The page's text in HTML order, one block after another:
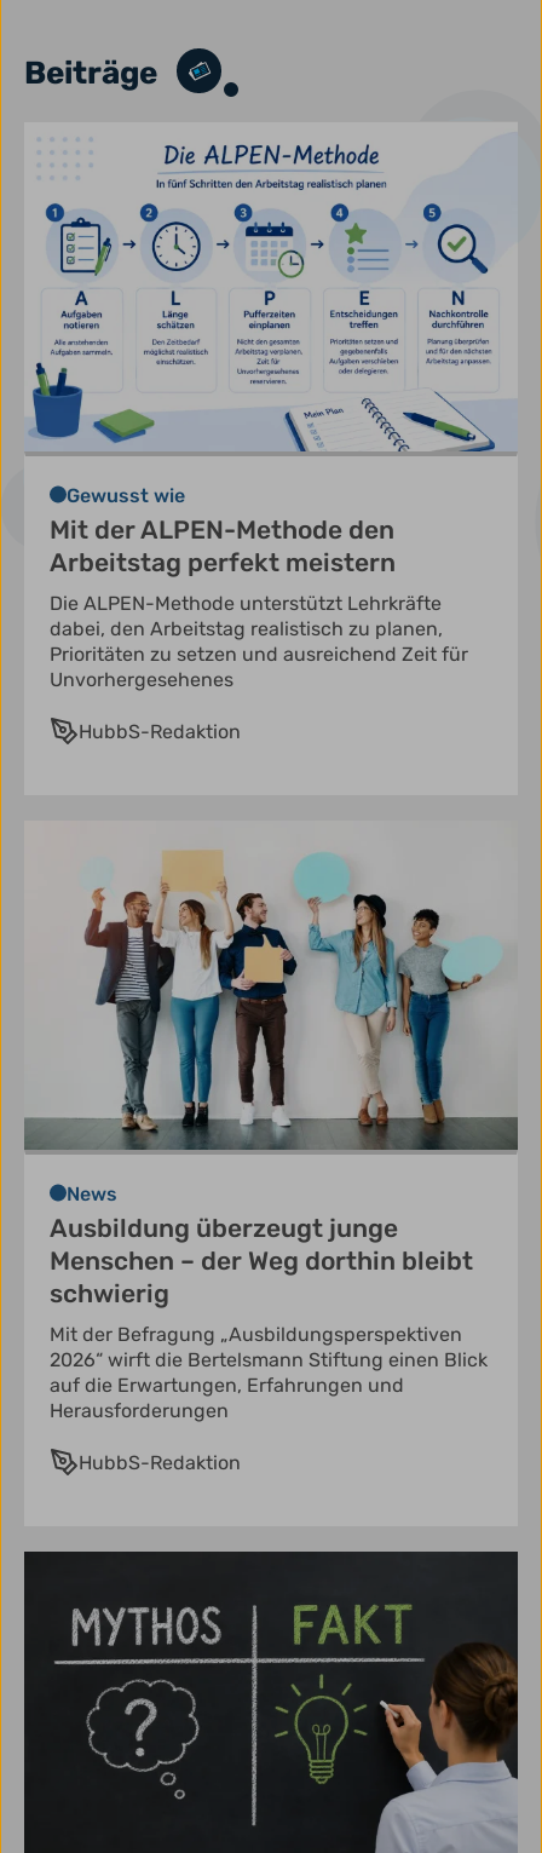
Beiträge
Gewusst wie
Mit der ALPEN-Methode den
Arbeitstag perfekt meistern
Die ALPEN-Methode unterstützt Lehrkräfte
dabei, den Arbeitstag realistisch zu planen,
Prioritäten zu setzen und ausreichend Zeit für
Unvorhergesehenes
HubbS-Redaktion
News
Ausbildung überzeugt junge
Menschen – der Weg dorthin bleibt
schwierig
Mit der Befragung „Ausbildungsperspektiven
2026“ wirft die Bertelsmann Stiftung einen Blick
auf die Erwartungen, Erfahrungen und
Herausforderungen
HubbS-Redaktion